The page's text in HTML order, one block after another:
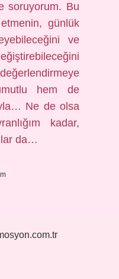
soruyorum. Bu
günlük
ve
hem de
Ne de olsa
kadar,
da…